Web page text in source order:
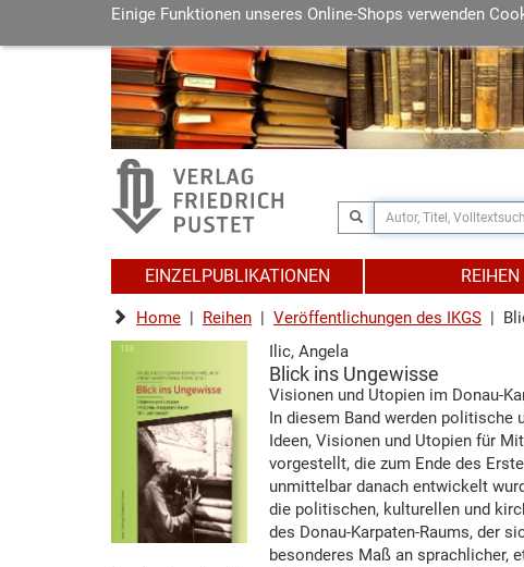
Einige Funktionen unseres Online-Shops verwenden
EINZELPUBLIKATIONEN REIHEN
Home | Reihen | Veröffentlichungen des IKGS |
Ilic, Angela
Blick ins Ungewisse
Visionen und Utopien im Donau-
In diesem Band werden politische
Ideen, Visionen und Utopien für
vorgestellt, die zum Ende des
unmittelbar danach entwickelt
die politischen, kulturellen und
des Donau-Karpaten-Raums, der
besonderes Maß an sprachlicher,